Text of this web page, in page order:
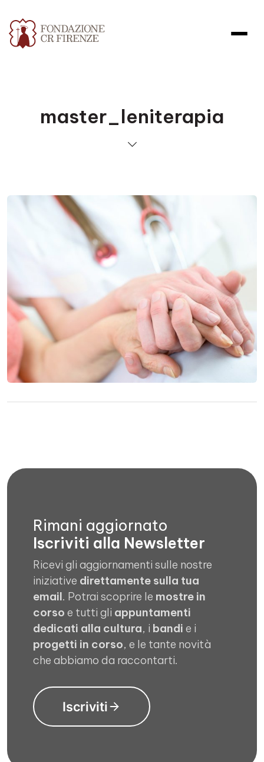
master_leniterapia
Rimani aggiornato
Iscriviti alla Newsletter
Ricevi gli aggiornamenti sulle nostre
iniziative direttamente sulla tua
email. Potrai scoprire le mostre in
corso e tutti gli appuntamenti
dedicati alla cultura, i bandi e i
progetti in corso, e le tante novità
che abbiamo da raccontarti.
Iscriviti